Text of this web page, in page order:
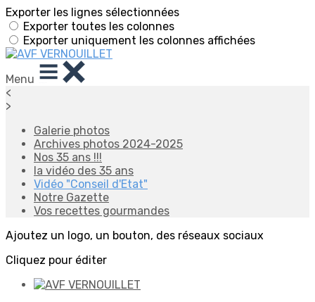
Exporter les lignes sélectionnées
Exporter toutes les colonnes
Exporter uniquement les colonnes affichées
Menu
<
>
Galerie photos
Archives photos 2024-2025
Nos 35 ans !!!
la vidéo des 35 ans
Vidéo "Conseil d'Etat"
Notre Gazette
Vos recettes gourmandes
Ajoutez un logo, un bouton, des réseaux sociaux
Cliquez pour éditer